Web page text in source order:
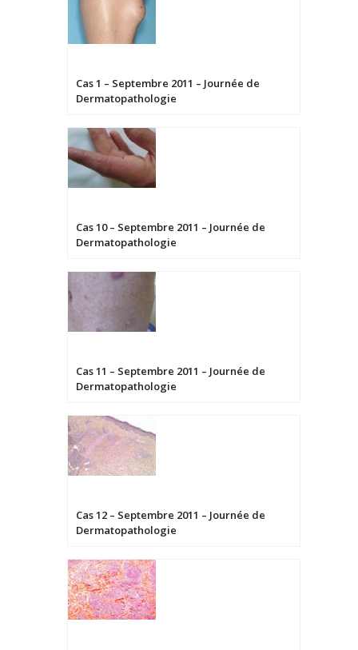
Cas 1 – Septembre 2011 – Journée de
Dermatopathologie
Cas 10 – Septembre 2011 – Journée de
Dermatopathologie
Cas 11 – Septembre 2011 – Journée de
Dermatopathologie
Cas 12 – Septembre 2011 – Journée de
Dermatopathologie